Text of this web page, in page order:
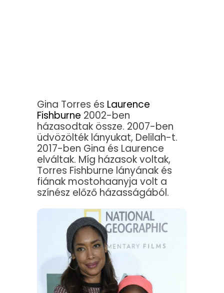
Gina Torres és Laurence
Fishburne 2002-ben
házasodtak össze. 2007-ben
üdvözölték lányukat, Delilah-t.
2017-ben Gina és Laurence
elváltak. Míg házasok voltak,
Torres Fishburne lányának és
fiának mostohaanyja volt a
színész előző házasságából.